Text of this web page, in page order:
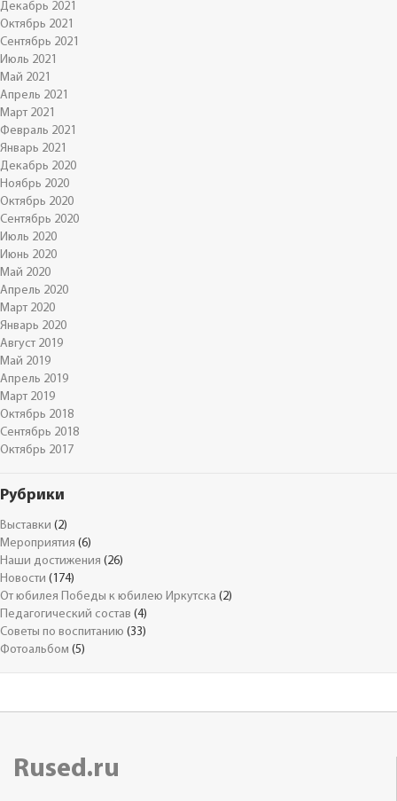
Декабрь 2021
Октябрь 2021
Сентябрь 2021
Июль 2021
Май 2021
Апрель 2021
Март 2021
Февраль 2021
Январь 2021
Декабрь 2020
Ноябрь 2020
Октябрь 2020
Сентябрь 2020
Июль 2020
Июнь 2020
Май 2020
Апрель 2020
Март 2020
Январь 2020
Август 2019
Май 2019
Апрель 2019
Март 2019
Октябрь 2018
Сентябрь 2018
Октябрь 2017
Рубрики
Выставки (2)
Мероприятия (6)
Наши достижения (26)
Новости (174)
От юбилея Победы к юбилею Иркутска (2)
Педагогический состав (4)
Советы по воспитанию (33)
Фотоальбом (5)
Rused.ru